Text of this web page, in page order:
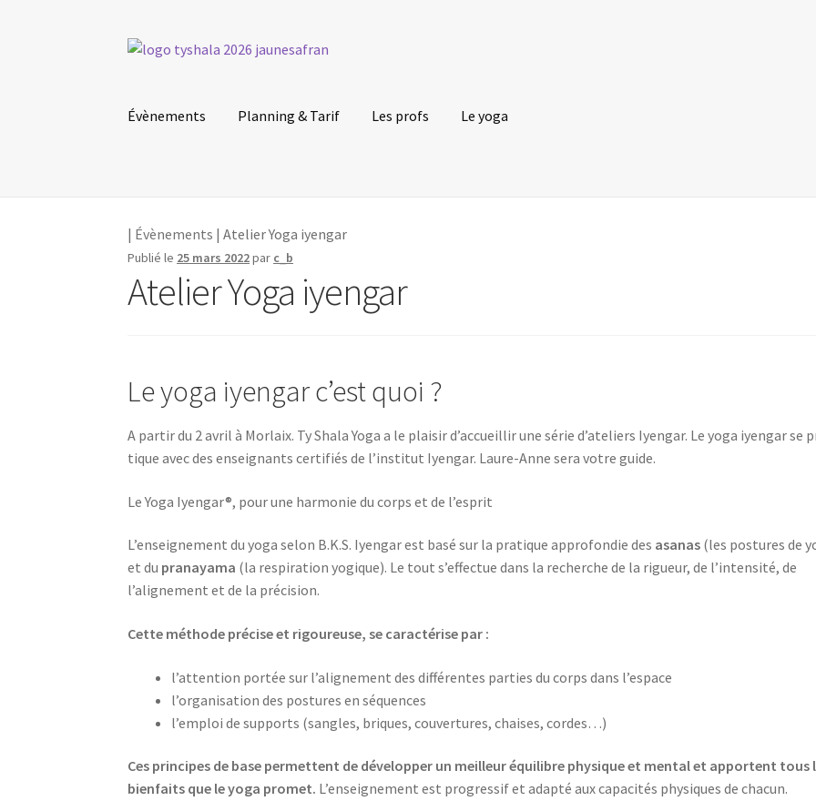
Aller
navigation
Aller
Évènements
Planning & Tarif Les profs Le yoga
| Évènements | Atelier Yoga iyengar
Publié le 25 mars 2022par c_b
Atelier Yoga iyengar
Le yoga iyengar c’est quoi ?
A par­tir du 2 avril à Mor­laix. Ty Sha­la Yoga a le plai­sir d’ac­cueillir une série d’a­te­liers Iyen­gar. Le yoga iyen­gar se
tique avec des ensei­gnants cer­ti­fiés de l’ins­ti­tut Iyen­gar. Laure-Anne sera votre guide.
Le Yoga Iyen­gar®, pour une har­mo­nie du corps et de l’esprit
L’enseignement du yoga selon B.K.S. Iyen­gar est basé sur la pra­tique appro­fon­die des asa­nas (les pos­tures de
et du pra­naya­ma (la res­pi­ra­tion yogique). Le tout s’effectue dans la recherche de la rigueur, de l’intensité, de
l’alignement et de la précision.
Cette méthode pré­cise et rigou­reuse, se carac­té­rise par :
l’attention por­tée sur l’alignement des dif­fé­rentes par­ties du corps dans l’espace
l’organisation des pos­tures en séquences
l’emploi de sup­ports (sangles, briques, cou­ver­tures, chaises, cordes…)
Ces prin­cipes de base per­mettent de déve­lop­per un meilleur équi­libre phy­sique et men­tal et apportent tous
bien­faits que le yoga pro­met. L’enseignement est pro­gres­sif et adap­té aux capa­ci­tés phy­siques de cha­cun.